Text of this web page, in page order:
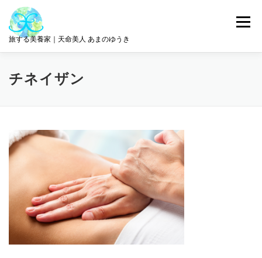
ツ
旅する美養家｜天命美人 あまのゆうき
メニュー
統合美養 旅とリトリート
チネイザン